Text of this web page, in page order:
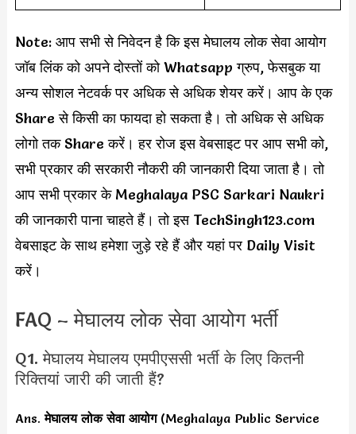
Note: आप सभी से निवेदन है कि इस मेघालय लोक सेवा आयोग
जॉब लिंक को अपने दोस्तों को Whatsapp ग्रुप, फेसबुक या
अन्य सोशल नेटवर्क पर अधिक से अधिक शेयर करें। आप के एक
Share से किसी का फायदा हो सकता है। तो अधिक से अधिक
लोगो तक Share करें। हर रोज इस वेबसाइट पर आप सभी को,
सभी प्रकार की सरकारी नौकरी की जानकारी दिया जाता है। तो
आप सभी प्रकार के Meghalaya PSC Sarkari Naukri
की जानकारी पाना चाहते हैं। तो इस TechSingh123.com
वेबसाइट के साथ हमेशा जुड़े रहे हैं और यहां पर Daily Visit
करें।
FAQ – मेघालय लोक सेवा आयोग भर्ती
Q1. मेघालय मेघालय एमपीएससी भर्ती के लिए कितनी
रिक्तियां जारी की जाती हैं?
Ans.मेघालय लोक सेवा आयोग(Meghalaya Public Service